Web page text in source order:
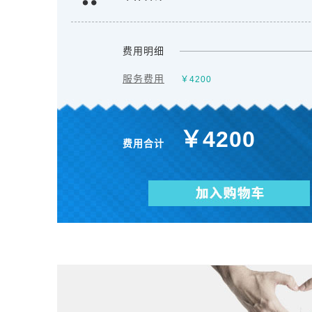
费用明细
服务费用 ￥ 4200
费用合计 ￥4200